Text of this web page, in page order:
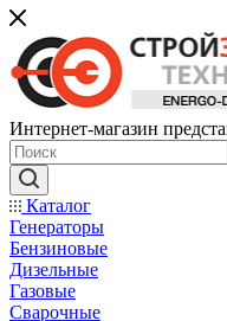
Интернет-магазин
Каталог
Генераторы
Бензиновые
Дизельные
Газовые
Сварочные